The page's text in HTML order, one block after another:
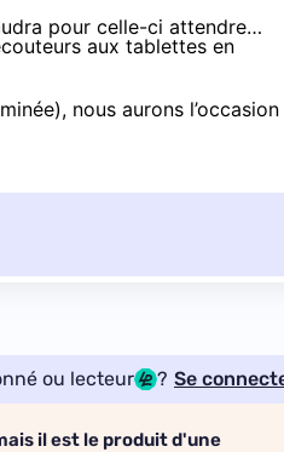
pour celle-ci attendre…
aux tablettes en
nous aurons l’occasion
ou lecteur ? Se
il est le produit d'une